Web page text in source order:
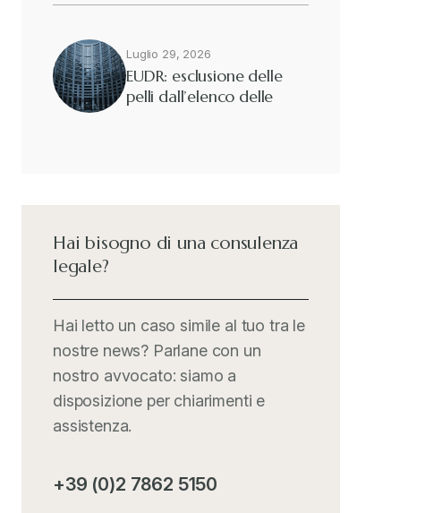
Fisco e tributi
Guide e Manuali
Iva comunitaria e nazionale
MementoPiù - Giuffré
Luglio 29, 2026
EUDR: esclusione delle
pelli dall’elenco delle
Hai bisogno di una consulenza
legale?
Hai letto un caso simile al tuo tra le
nostre news? Parlane con un
nostro avvocato: siamo a
disposizione per chiarimenti e
assistenza.
+39 (0)2 7862 5150